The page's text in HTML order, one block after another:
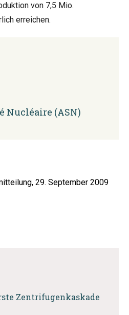
von 7,5 Mio.
erreichen.
Nucléaire (ASN)
29. September 2009
Zentrifugenkaskade